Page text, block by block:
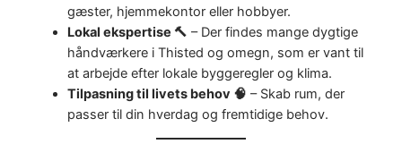
gæster, hjemmekontor eller hobbyer.
Lokal ekspertise 🔨 – Der findes mange dygtige
håndværkere i Thisted og omegn, som er vant til
at arbejde efter lokale byggeregler og klima.
Tilpasning til livets behov 🧠 – Skab rum, der
passer til din hverdag og fremtidige behov.